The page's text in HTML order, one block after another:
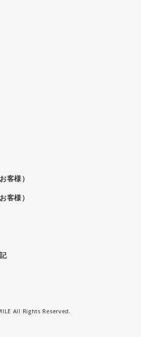
客様）
客様）
All Rights Reserved.